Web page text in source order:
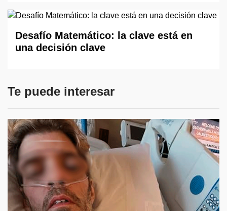
Desafío Matemático: la clave está en
una decisión clave
Te puede interesar